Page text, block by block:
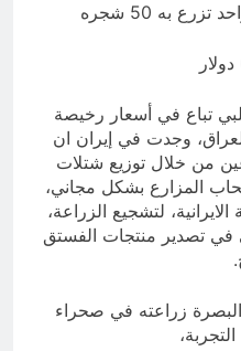
تباع في أسعار رخيصة
وجدت في إيران ان
من خلال توزيع شتلات
المزارع بشكل مجاني،
لتشجيع الزراعة،
في تصدير منتجات الفستق
زراعته في صحراء